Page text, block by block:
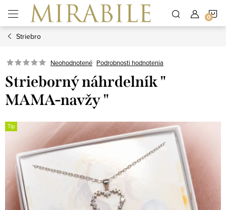
obsah
Striebro
Neohodnotené Podrobnosti hodnotenia
Strieborný náhrdelník "
MAMA-navžy "
Tip